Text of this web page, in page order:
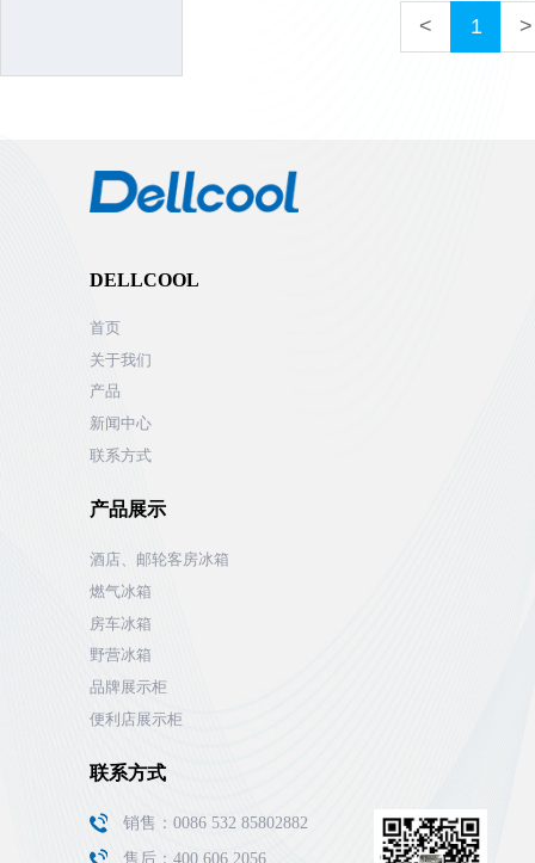
< 1 >
DELLCOOL
首页
关于我们
产品
新闻中心
联系方式
产品展示
酒店、邮轮客房冰箱
燃气冰箱
房车冰箱
野营冰箱
品牌展示柜
便利店展示柜
联系方式
销售：0086 532 85802882
售后：400 606 2056